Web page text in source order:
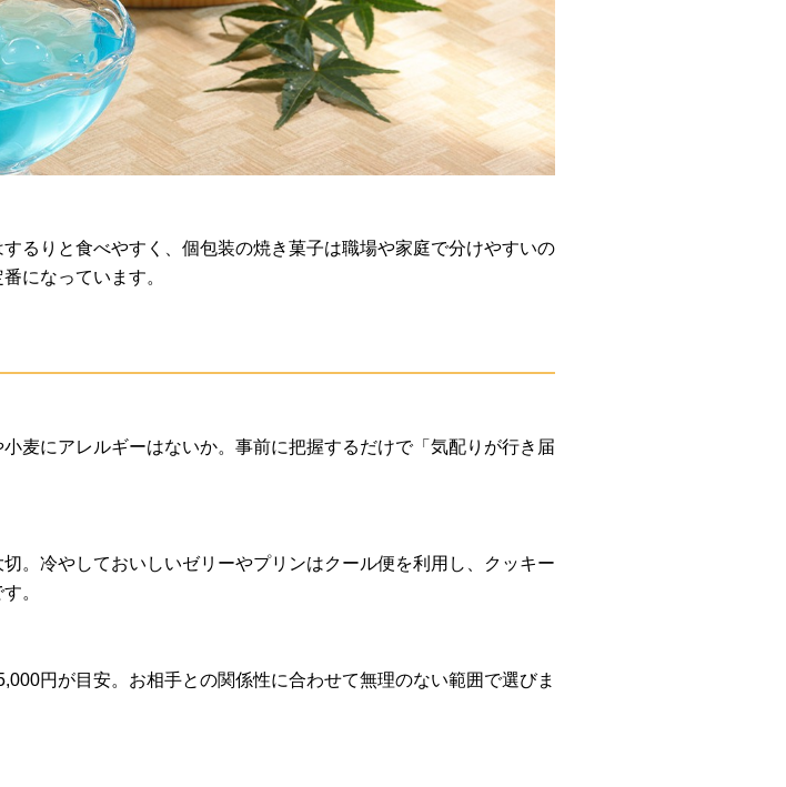
るりと食べやすく、個包装の焼き菓子は職場や家庭で分けやすいの
になっています。
麦にアレルギーはないか。事前に把握するだけで「気配りが行き届
。冷やしておいしいゼリーやプリンはクール便を利用し、クッキー
。
円が目安。お相手との関係性に合わせて無理のない範囲で選びま